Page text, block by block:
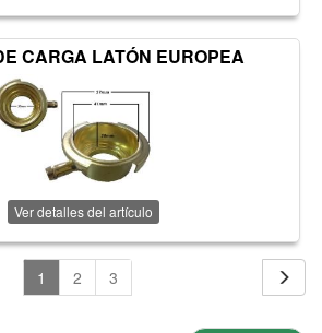
CARGA LATÓN EUROPEA
Ver detalles del artículo
1 2 3